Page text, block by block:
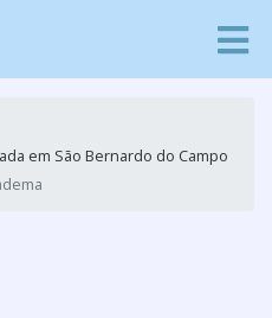
em São Bernardo do Campo